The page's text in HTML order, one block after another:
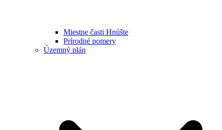
Miestne časti Hnúšte
Prírodné pomery
Územný plán